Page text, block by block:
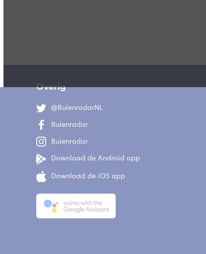
Overig
@BuienradarNL
Buienradar
Buienradar
Download de Android app
Download de iOS app